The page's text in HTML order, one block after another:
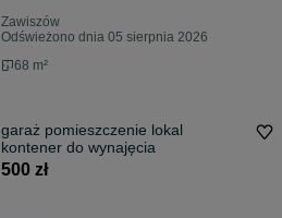
Zawiszów
Odświeżono dnia 05 sierpnia 2026
68 m²
garaż pomieszczenie lokal
kontener do wynajęcia
500 zł